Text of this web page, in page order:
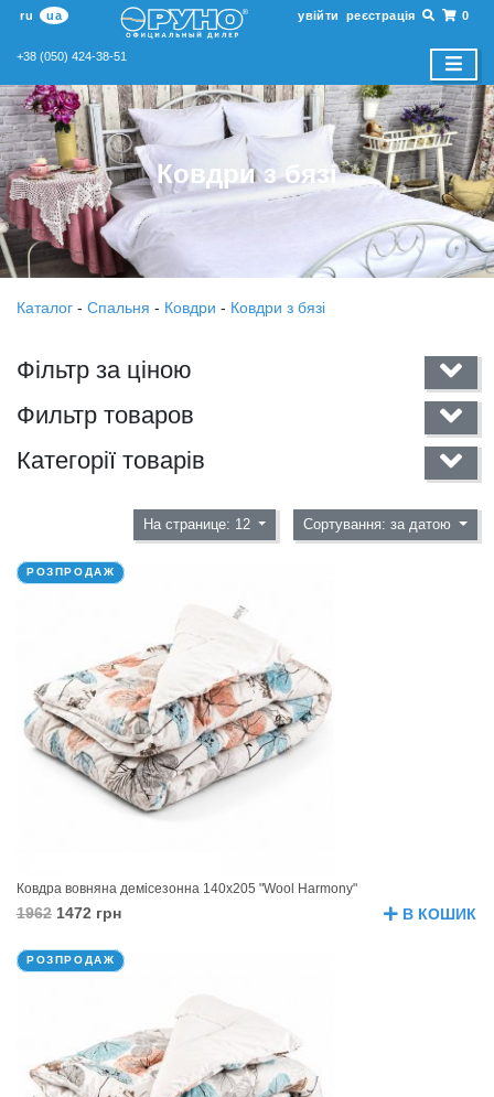
ru ua увійти реєстрація 0
+38 (050) 424-38-51
Ковдри з бязі
Каталог - Спальня - Ковдри - Ковдри з бязі
Фільтр за ціною
Фильтр товаров
Категорії товарів
На странице: 12 Сортування: за датою
РОЗПРОДАЖ
Ковдра вовняна демісезонна 140х205 "Wool Harmony"
1962 1472 грн В КОШИК
РОЗПРОДАЖ